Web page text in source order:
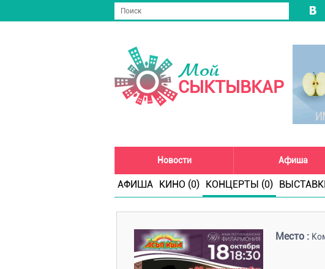
Мой
СЫКТЫВКАР
Новости Афиша
АФИША КИНО (0) КОНЦЕРТЫ (0)
Место :